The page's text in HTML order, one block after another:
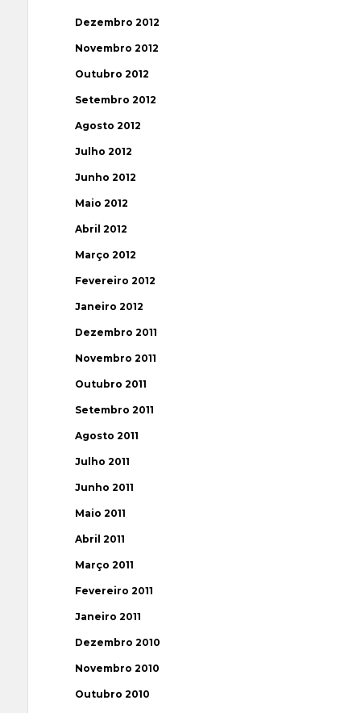
Dezembro 2012
Novembro 2012
Outubro 2012
Setembro 2012
Agosto 2012
Julho 2012
Junho 2012
Maio 2012
Abril 2012
Março 2012
Fevereiro 2012
Janeiro 2012
Dezembro 2011
Novembro 2011
Outubro 2011
Setembro 2011
Agosto 2011
Julho 2011
Junho 2011
Maio 2011
Abril 2011
Março 2011
Fevereiro 2011
Janeiro 2011
Dezembro 2010
Novembro 2010
Outubro 2010